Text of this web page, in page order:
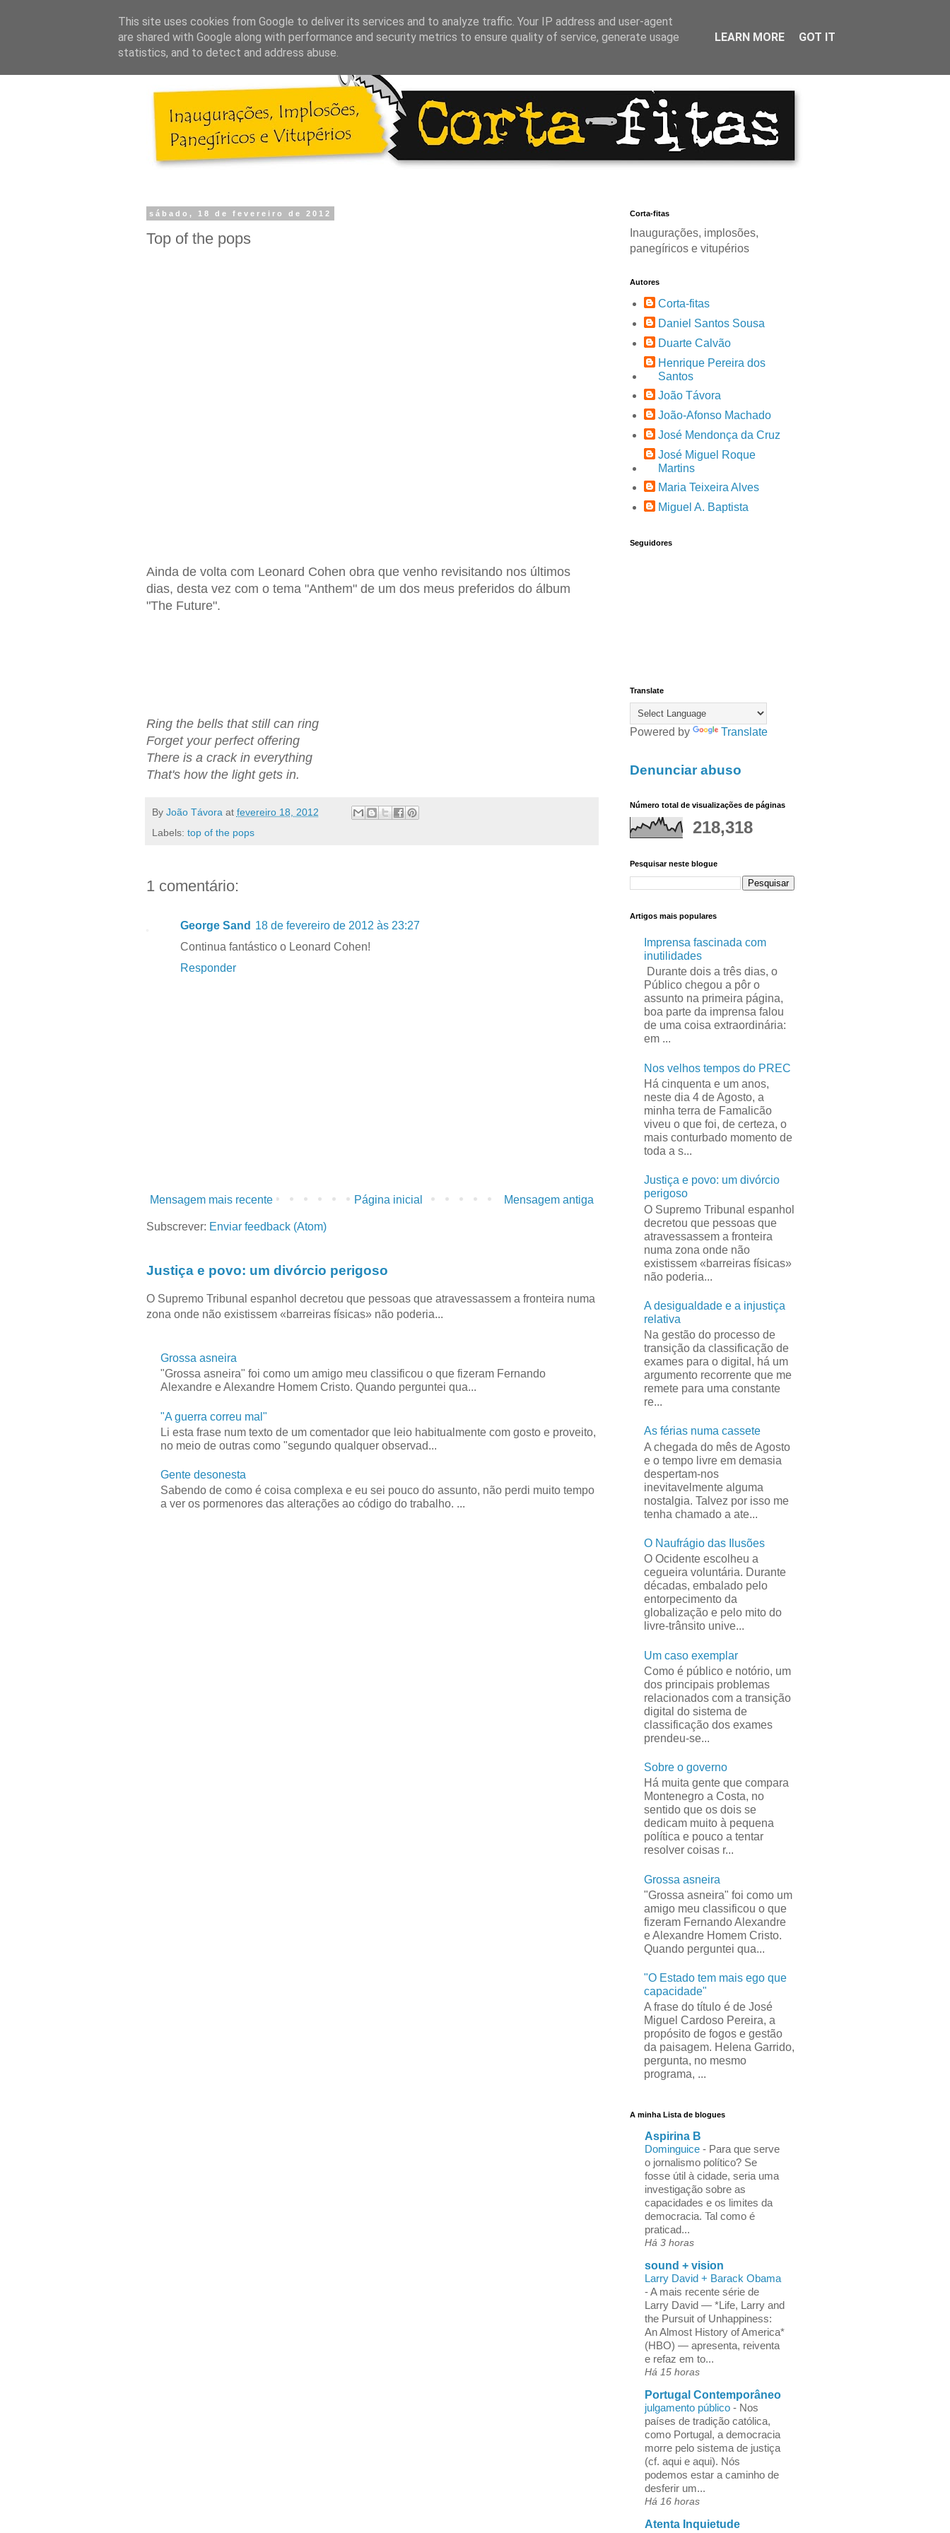
sábado, 18 de fevereiro de 2012
Top of the pops
Ainda de volta com Leonard Cohen obra que venho revisitando nos últimos
dias, desta vez com o tema "Anthem" de um dos meus preferidos do álbum
"The Future".
Ring the bells that still can ring
Forget your perfect offering
There is a crack in everything
That's how the light gets in.
By João Távora at fevereiro 18, 2012
Labels: top of the pops
1 comentário:
George Sand 18 de fevereiro de 2012 às 23:27
Continua fantástico o Leonard Cohen!
Responder
Mensagem mais recente Mensagem antiga
Página inicial
Subscrever: Enviar feedback (Atom)
Justiça e povo: um divórcio perigoso
O Supremo Tribunal espanhol decretou que pessoas que atravessassem a fronteira numa
zona onde não existissem «barreiras físicas» não poderia...
Grossa asneira
"Grossa asneira" foi como um amigo meu classificou o que fizeram Fernando
Alexandre e Alexandre Homem Cristo. Quando perguntei qua...
"A guerra correu mal"
Li esta frase num texto de um comentador que leio habitualmente com gosto e proveito,
no meio de outras como "segundo qualquer observad...
Gente desonesta
Sabendo de como é coisa complexa e eu sei pouco do assunto, não perdi muito tempo
a ver os pormenores das alterações ao código do trabalho. ...
Corta-fitas
Inaugurações, implosões,
panegíricos e vitupérios
Autores
Corta-fitas
Daniel Santos Sousa
Duarte Calvão
Henrique Pereira dos
Santos
João Távora
João-Afonso Machado
José Mendonça da Cruz
José Miguel Roque
Martins
Maria Teixeira Alves
Miguel A. Baptista
Seguidores
Translate
Powered by Translate
Denunciar abuso
Número total de visualizações de páginas
218,318
Pesquisar neste blogue
Artigos mais populares
Imprensa fascinada com
inutilidades
Durante dois a três dias, o
Público chegou a pôr o
assunto na primeira página,
boa parte da imprensa falou
de uma coisa extraordinária:
em ...
Nos velhos tempos do PREC
Há cinquenta e um anos,
neste dia 4 de Agosto, a
minha terra de Famalicão
viveu o que foi, de certeza, o
mais conturbado momento de
toda a s...
Justiça e povo: um divórcio
perigoso
O Supremo Tribunal espanhol
decretou que pessoas que
atravessassem a fronteira
numa zona onde não
existissem «barreiras físicas»
não poderia...
A desigualdade e a injustiça
relativa
Na gestão do processo de
transição da classificação de
exames para o digital, há um
argumento recorrente que me
remete para uma constante
re...
As férias numa cassete
A chegada do mês de Agosto
e o tempo livre em demasia
despertam-nos
inevitavelmente alguma
nostalgia. Talvez por isso me
tenha chamado a ate...
O Naufrágio das Ilusões
O Ocidente escolheu a
cegueira voluntária. Durante
décadas, embalado pelo
entorpecimento da
globalização e pelo mito do
livre-trânsito unive...
Um caso exemplar
Como é público e notório, um
dos principais problemas
relacionados com a transição
digital do sistema de
classificação dos exames
prendeu-se...
Sobre o governo
Há muita gente que compara
Montenegro a Costa, no
sentido que os dois se
dedicam muito à pequena
política e pouco a tentar
resolver coisas r...
Grossa asneira
"Grossa asneira" foi como um
amigo meu classificou o que
fizeram Fernando Alexandre
e Alexandre Homem Cristo.
Quando perguntei qua...
"O Estado tem mais ego que
capacidade"
A frase do título é de José
Miguel Cardoso Pereira, a
propósito de fogos e gestão
da paisagem. Helena Garrido,
pergunta, no mesmo
programa, ...
A minha Lista de blogues
Aspirina B
Dominguice - Para que serve
o jornalismo político? Se
fosse útil à cidade, seria uma
investigação sobre as
capacidades e os limites da
democracia. Tal como é
praticad...
Há 3 horas
sound + vision
Larry David + Barack Obama
-A mais recente série de
Larry David — *Life, Larry and
the Pursuit of Unhappiness:
An Almost History of America*
(HBO) — apresenta, reiventa
e refaz em to...
Há 15 horas
Portugal Contemporâneo
julgamento público - Nos
países de tradição católica,
como Portugal, a democracia
morre pelo sistema de justiça
(cf. aqui e aqui). Nós
podemos estar a caminho de
desferir um...
Há 16 horas
Atenta Inquietude
This site uses cookies from Google to deliver its services and to analyze traffic. Your IP address and user-agent
are shared with Google along with performance and security metrics to ensure quality of service, generate usage
statistics, and to detect and address abuse.
LEARN MORE GOT IT